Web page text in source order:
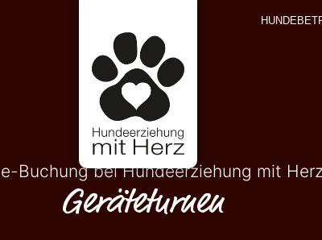
Buchung bei Hundeerziehung mit
Geräteturnen